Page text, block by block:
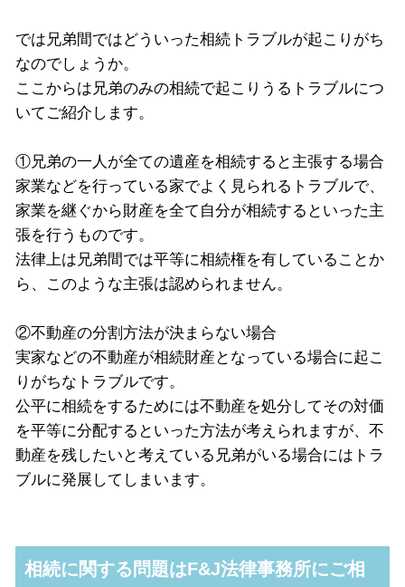
では兄弟間ではどういった相続トラブルが起こりがち
なのでしょうか。
ここからは兄弟のみの相続で起こりうるトラブルにつ
いてご紹介します。
①兄弟の一人が全ての遺産を相続すると主張する場合
家業などを行っている家でよく見られるトラブルで、
家業を継ぐから財産を全て自分が相続するといった主
張を行うものです。
法律上は兄弟間では平等に相続権を有していることか
ら、このような主張は認められません。
②不動産の分割方法が決まらない場合
実家などの不動産が相続財産となっている場合に起こ
りがちなトラブルです。
公平に相続をするためには不動産を処分してその対価
を平等に分配するといった方法が考えられますが、不
動産を残したいと考えている兄弟がいる場合にはトラ
ブルに発展してしまいます。
相続に関する問題はF&J法律事務所にご相